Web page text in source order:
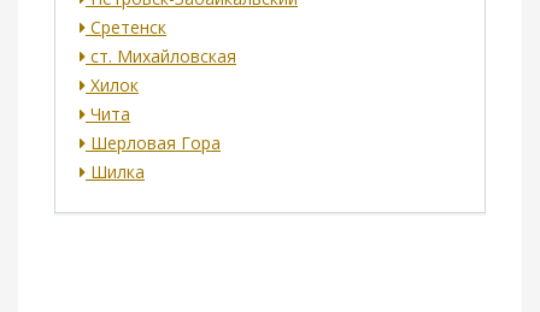
Сретенск
ст. Михайловская
Хилок
Чита
Шерловая Гора
Шилка